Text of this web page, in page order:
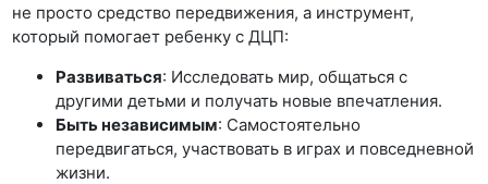
не просто средство передвижения, а инструмент,
который помогает ребенку с ДЦП:
Развиваться: Исследовать мир, общаться с
другими детьми и получать новые впечатления.
Быть независимым: Самостоятельно
передвигаться, участвовать в играх и повседневной
жизни.